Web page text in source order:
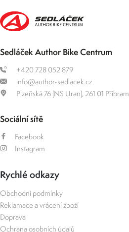
Sedláček Author Bike Centrum
+420 728 052 879
info@author-sedlacek.cz
Plzeňská 76 (NS Uran), 261 01 Příbram
Sociální sítě
Facebook
Instagram
Rychlé odkazy
Obchodní podmínky
Reklamace a vrácení zboží
Doprava
Ochrana osobních údajů